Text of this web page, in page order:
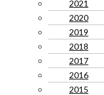
2021
2020
2019
2018
2017
2016
2015